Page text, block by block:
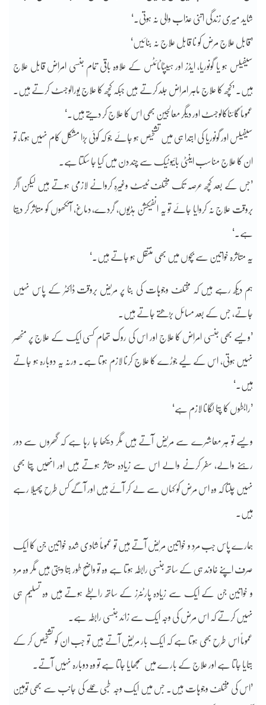
شاید میری زندگی اتنی عذاب والی نہ ہوتی۔‘
’قابل علاج مرض کو نا قابل علاج نہ بنائیں‘
سیفیلس ہو یا گونوریا، ایڈز اور ہیپٹاٹائٹس کے علاوہ باقی تمام جنسی امراض قابل علاج
ہیں۔ ’کچھ کا علاج ماہر امراض جلد کرتے ہیں جبکہ کچھ کا علاج یورالوجسٹ کرتے ہیں۔
عموماً گائناکالوجسٹ اور دیگر معالجین بھی اس کا علاج کر دیتے ہیں۔‘
سیفیلس اور گونوریا کی ابتدا ہی میں تشخیص ہو جائے جو کہ کوئی بڑا مشکل کام نہیں ہوتا، تو
ان کا علاج مناسب اینٹی بائیوٹیک سے چند دن میں کیا جا سکتا ہے۔
’جس کے بعد کچھ عرصہ تک مختلف ٹیسٹ وغیرہ کروانے لازمی ہوتے ہیں لیکن اگر
بروقت علاج نہ کروایا جائے تو یہ انفیکشن ہڈیوں، گردے، دماغ، آنکھوں کو متاثر کر دیتا
ہے۔‘
یہ متاثرہ خواتین سے بچوں میں بھی منتقل ہو جاتے ہیں۔‘
ہم دیکھ رہے ہیں کہ مختلف وجوہات کی بنا پر مریض بروقت ڈاکٹر کے پاس نہیں
جاتے، جس کے بعد مسائل بڑھتے جاتے ہیں۔
’ویسے بھی جنسی امراض کا علاج اور اس کی روک تھام کسی ایک کے علاج پر منحصر
نہیں ہوتی، اس کے لیے جوڑے کا علاج کرنا لازم ہوتا ہے۔ ورنہ یہ دوبارہ ہو جاتے
ہیں۔‘
’رابطوں کا پتا لگانا لازم ہے‘
ویسے تو ہر معاشرے سے مریض آتے ہیں مگر دیکھا جا رہا ہے کہ گھروں سے دور
رہنے والے، سفر کرنے والے اس سے زیادہ متاثر ہوتے ہیں اور انھیں پتا بھی
نہیں چلتا کہ وہ اس مرض کو کہاں سے لے کر آئے ہیں اور آگے کس طرح پھیلا رہے
ہیں۔
ہمارے پاس جب مرد و خواتین مریض آتے ہیں تو عموماً شادی شدہ خواتین جن کا ایک
صرف اپنے خاوند ہی کے ساتھ جنسی رابطہ ہوتا ہے وہ تو واضح طور بتا دیتی ہیں مگر وہ مرد
و خواتین جن کے ایک سے زیادہ پارٹنرز کے ساتھ رابطے ہوتے ہیں وہ تسلیم ہی
نہیں کرتے کہ اس مرض کی وجہ ایک سے زائد جنسی رابطہ ہے۔
عموماً اس طرح بھی ہوتا ہے کہ ایک بار مریض آتے ہیں تو جب ان کو تشخیص کر کے
بتایا جاتا ہے اور علاج کے بارے میں سمجھایا جاتا ہے تو وہ دوبارہ نہیں آتے۔
’اس کی مختلف وجوہات ہیں۔ جس میں ایک وجہ طبی عملے کی جانب سے بھی توہین